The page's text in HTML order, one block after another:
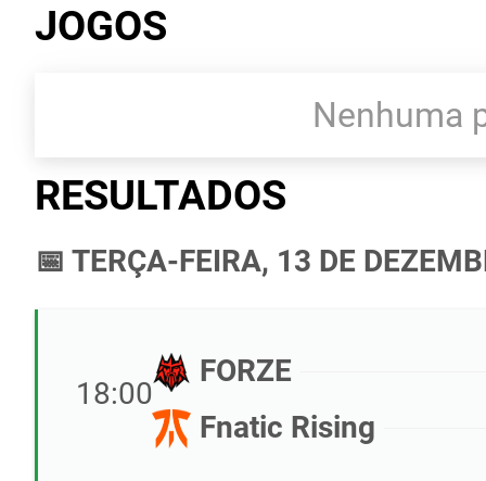
JOGOS
Nenhuma
RESULTADOS
📅 TERÇA-FEIRA, 13 DE
18:00
FORZE
Fnatic Rising